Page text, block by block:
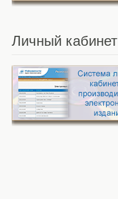
Личный кабинет